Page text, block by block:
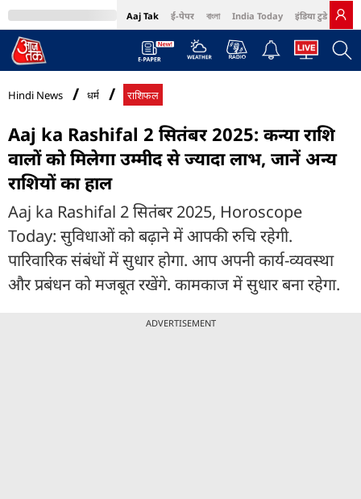
Aaj Tak ई-पेपर বাংলা India Today इंडिया टुडे हिंदी
MumbaiTak Cosmopolitan Harper's Bazaar Northeast
Hindi News धर्म राशिफल
Aaj ka Rashifal 2 सितंबर 2025: कन्या राशि
वालों को मिलेगा उम्मीद से ज्यादा लाभ, जानें अन्य
राशियों का हाल
Aaj ka Rashifal 2 सितंबर 2025, Horoscope
Today: सुविधाओं को बढ़ाने में आपकी रुचि रहेगी.
पारिवारिक संबंधों में सुधार होगा. आप अपनी कार्य-व्यवस्था
और प्रबंधन को मजबूत रखेंगे. कामकाज में सुधार बना रहेगा.
ADVERTISEMENT